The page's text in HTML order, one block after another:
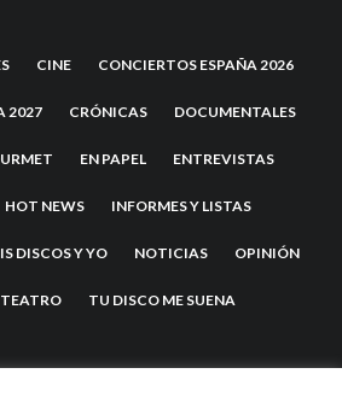
CINE CONCIERTOS ESPAÑA 2026
2027 CRÓNICAS DOCUMENTALES
EN PAPEL ENTREVISTAS
HOT NEWS INFORMES Y LISTAS
DISCOS Y YO NOTICIAS OPINIÓN
TEATRO TU DISCO ME SUENA